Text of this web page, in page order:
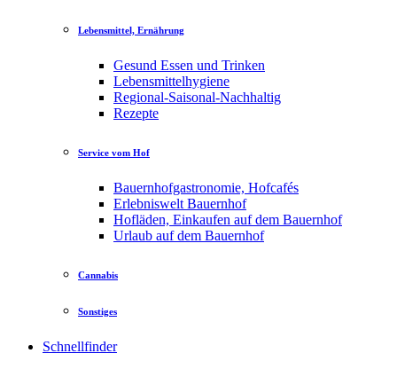
Lebensmittel, Ernährung
Gesund Essen und Trinken
Lebensmittelhygiene
Regional-Saisonal-Nachhaltig
Rezepte
Service vom Hof
Bauernhofgastronomie, Hofcafés
Erlebniswelt Bauernhof
Hofläden, Einkaufen auf dem Bauernhof
Urlaub auf dem Bauernhof
Cannabis
Sonstiges
Schnellfinder